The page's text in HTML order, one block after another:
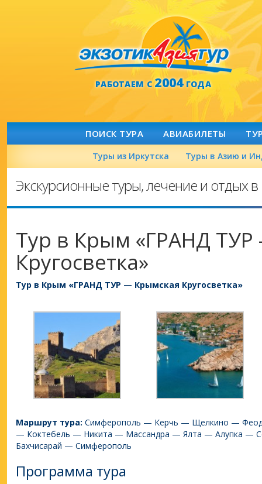
РАБОТАЕМ С2004ГОДА
ПОИСК ТУРА АВИАБИЛЕТЫ
Туры из Иркутска Туры в Азию и
Экскурсионные туры, лечение и отдых
Тур в Крым «ГРАНД
Кругосветка»
Тур в Крым «ГРАНД ТУР — Крымская Кругосветка»
Маршрут тура: Симферополь — Керчь — Щелкино —
— Коктебель — Никита — Массандра — Ялта — Алупка —
Бахчисарай — Симферополь
Программа тура